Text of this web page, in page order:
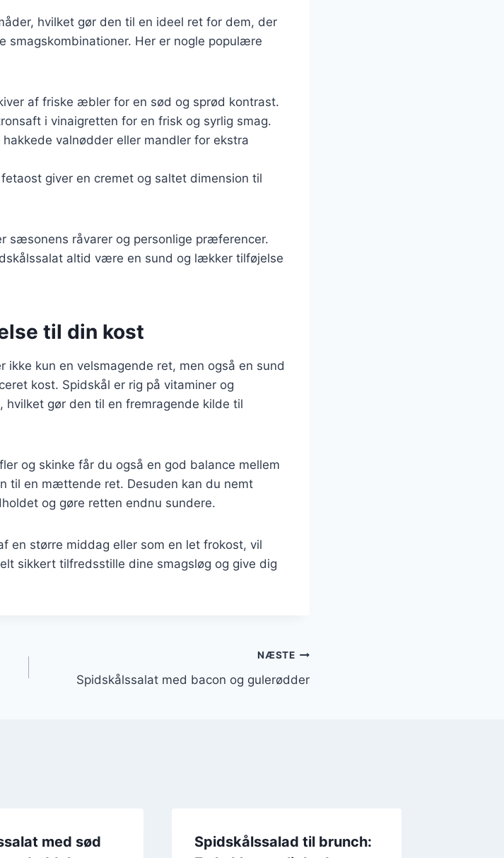
hvilket gør den til en ideel ret for dem, der
smagskombinationer. Her er nogle populære
af friske æbler for en sød og sprød kontrast.
i vinaigretten for en frisk og syrlig smag.
valnødder eller mandler for ekstra
giver en cremet og saltet dimension til
sæsonens råvarer og personlige præferencer.
altid være en sund og lækker tilføjelse
til din kost
kun en velsmagende ret, men også en sund
kost. Spidskål er rig på vitaminer og
hvilket gør den til en fremragende kilde til
og skinke får du også en god balance mellem
til en mættende ret. Desuden kan du nemt
og gøre retten endnu sundere.
en større middag eller som en let frokost, vil
sikkert tilfredsstille dine smagsløg og give dig
NÆSTE
Spidskålssalat med bacon og gulerødder
med sød
Spidskålssalad til brunch: